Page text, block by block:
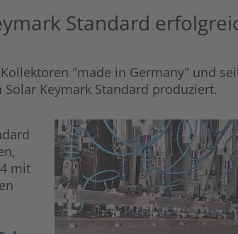
Standard
"made in Germany" und
Keymark Standard produziert.
mit